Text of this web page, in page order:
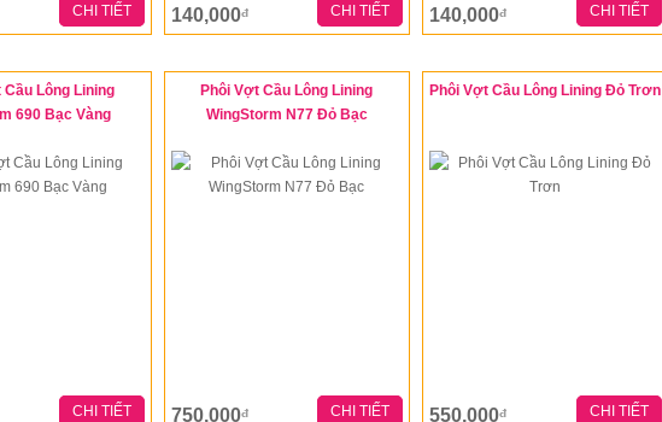
CHI TIẾT 140,000đ CHI TIẾT 140,000đ CHI TIẾT
Lông Lining
690 Bạc Vàng
CHI TIẾT
Phôi Vợt Cầu Lông Lining
WingStorm N77 Đỏ Bạc
750,000đ CHI TIẾT
Phôi Vợt Cầu Lông Lining Đỏ Trơn
550,000đ CHI TIẾT